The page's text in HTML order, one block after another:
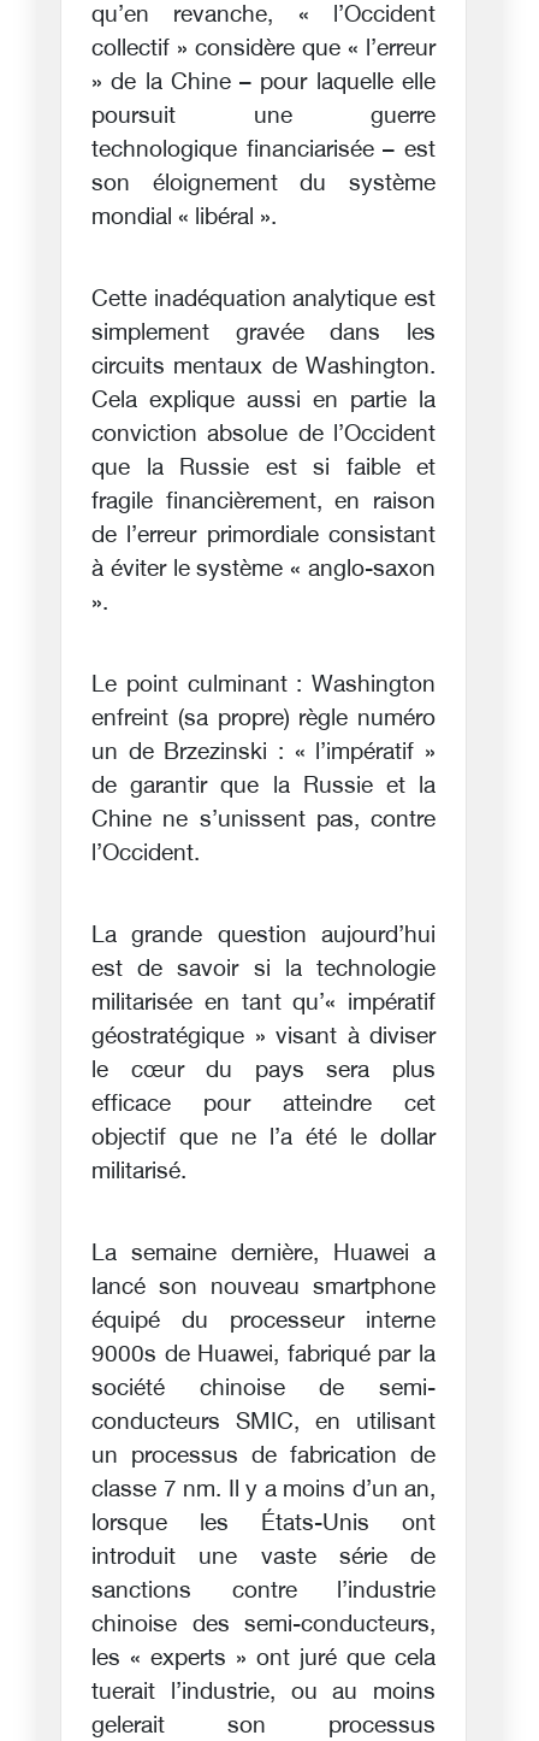
qu’en revanche, « l’Occident
collectif » considère que « l’erreur
» de la Chine – pour laquelle elle
poursuit une guerre
technologique financiarisée – est
son éloignement du système
mondial « libéral ».
Cette inadéquation analytique est
simplement gravée dans les
circuits mentaux de Washington.
Cela explique aussi en partie la
conviction absolue de l’Occident
que la Russie est si faible et
fragile financièrement, en raison
de l’erreur primordiale consistant
à éviter le système « anglo-saxon
».
Le point culminant : Washington
enfreint (sa propre) règle numéro
un de Brzezinski : « l’impératif »
de garantir que la Russie et la
Chine ne s’unissent pas, contre
l’Occident.
La grande question aujourd’hui
est de savoir si la technologie
militarisée en tant qu’« impératif
géostratégique » visant à diviser
le cœur du pays sera plus
efficace pour atteindre cet
objectif que ne l’a été le dollar
militarisé.
La semaine dernière, Huawei a
lancé son nouveau smartphone
équipé du processeur interne
9000s de Huawei, fabriqué par la
société chinoise de semi-
conducteurs SMIC, en utilisant
un processus de fabrication de
classe 7 nm. Il y a moins d’un an,
lorsque les États-Unis ont
introduit une vaste série de
sanctions contre l’industrie
chinoise des semi-conducteurs,
les « experts » ont juré que cela
tuerait l’industrie, ou au moins
gelerait son processus